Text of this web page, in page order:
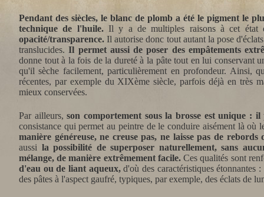
Pendant des siècles, le blanc de plomb a été le pigment le
technique de l'huile.Il y a de multiples raisons à cet état
opacité/transparence. Il autorise donc tout autant la pose
translucides.Il permet aussi de poser des empâtements
donne tout à la fois de la dureté à la pâte tout en lui conservant
qu'il sèche facilement, particulièrement en profondeur. Ainsi,
récentes, par exemple du XIXème siècle, parfois déjà en très
mieux conservées.
Par ailleurs,son comportement sous la brosse est unique : il
consistance qui permet au peintre de le conduire aisément là où
manière généreuse, ne creuse pas, ne laisse pas de rebords
aussi la possibilité de superposer naturellement, sans
mélange, de manière extrêmement facile.Ces qualités sont
d'eau ou de liant aqueux,d'où des caractéristiques étonnantes
des pâtes à l'aspect gaufré, typiques, par exemple, des éclats de